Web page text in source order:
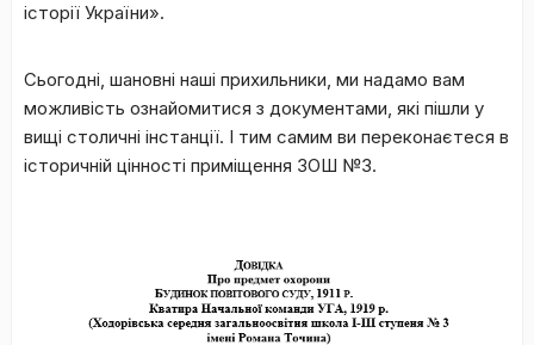
історії України».
Сьогодні, шановні наші прихильники, ми надамо вам
можливість ознайомитися з документами, які пішли у
вищі столичні інстанції. І тим самим ви переконаєтеся в
історичній цінності приміщення ЗОШ №3.